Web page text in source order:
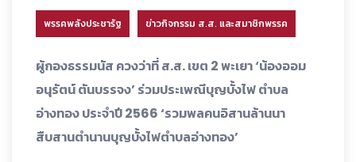
พรรคพลังประชารัฐ ข่าวกิจกรรม ส.ส. และสมาชิกพรรค
ผู้กองธรรมนัส ควงว่าที่ ส.ส. เขต 2 พะเยา ‘น้องออม
อนุรัตน์ ตันบรรจง’ ร่วมประเพณีบุญบั้งไฟ ตำบล
อ่างทอง ประจำปี 2566 ‘รวมพลคนอิสานล้านนา
สืบสานตำนานบุญบั้งไฟตำบลอ่างทอง’